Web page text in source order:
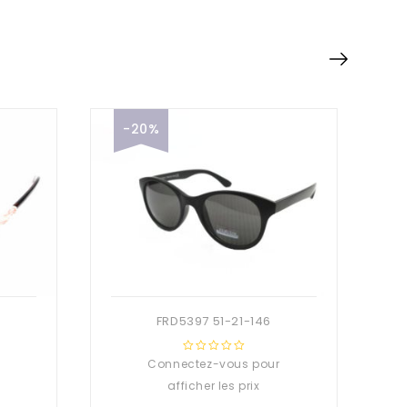
-20%
FRD5397 51-21-146
0
Connectez-vous pour
afficher les prix